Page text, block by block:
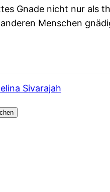
Gnade nicht nur als
Menschen
Sivarajah